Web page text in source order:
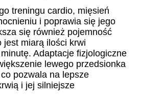
treningu cardio, mięsień
i poprawia się jego
się również pojemność
jest miarą ilości krwi
Adaptacje fizjologiczne
lewego przedsionka
pozwala na lepsze
i jej silniejsze